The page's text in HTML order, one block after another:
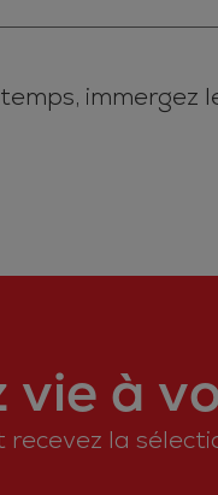
immergez
vie à
recevez la